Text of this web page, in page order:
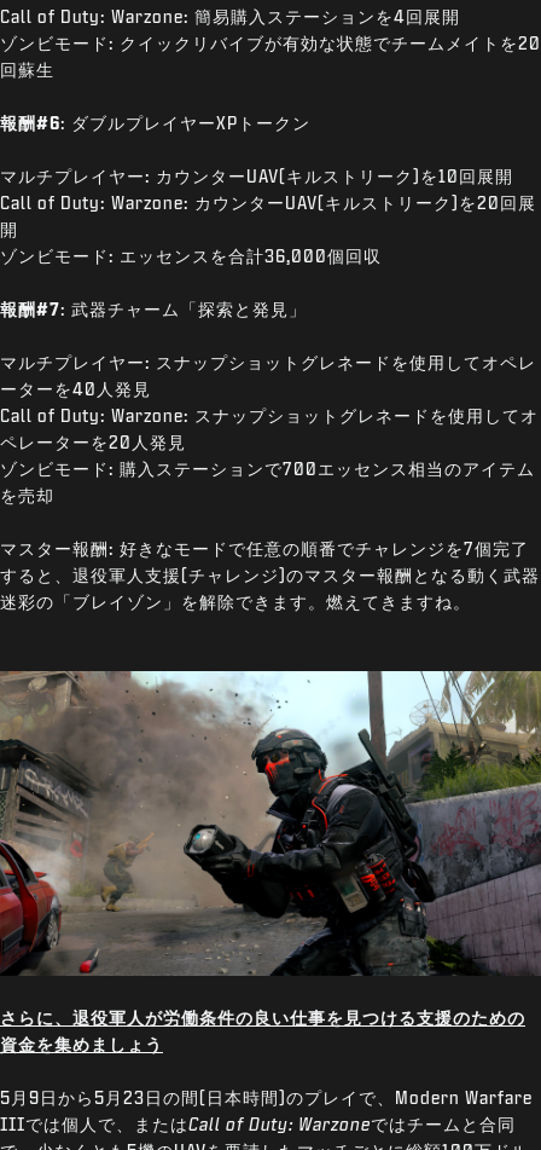
Call of Duty: Warzone: 簡易購入ステーションを4回展開
ゾンビモード: クイックリバイブが有効な状態でチームメイトを20
回蘇生
報酬#6: ダブルプレイヤーXPトークン
マルチプレイヤー: カウンターUAV(キルストリーク)を10回展開
Call of Duty: Warzone: カウンターUAV(キルストリーク)を20回展
開
ゾンビモード: エッセンスを合計36,000個回収
報酬#7: 武器チャーム「探索と発見」
マルチプレイヤー: スナップショットグレネードを使用してオペレ
ーターを40人発見
Call of Duty: Warzone: スナップショットグレネードを使用してオ
ペレーターを20人発見
ゾンビモード: 購入ステーションで700エッセンス相当のアイテム
を売却
マスター報酬: 好きなモードで任意の順番でチャレンジを7個完了
すると、退役軍人支援(チャレンジ)のマスター報酬となる動く武器
迷彩の「ブレイゾン」を解除できます。燃えてきますね。
さらに、退役軍人が労働条件の良い仕事を見つける支援のための
資金を集めましょう
5月9日から5月23日の間(日本時間)のプレイで、Modern Warfare
IIIでは個人で、またはCall of Duty: Warzoneではチームと合同